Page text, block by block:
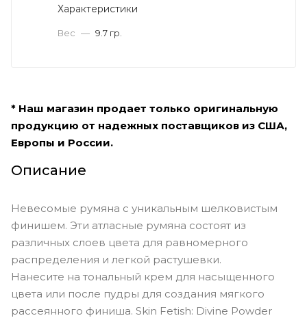
Характеристики
Вес — 9.7 гр.
* Наш магазин продает только оригинальную
продукцию от надежных поставщиков из США,
Европы и России.
Описание
Невесомые румяна с уникальным шелковистым
финишем. Эти атласные румяна состоят из
различных слоев цвета для равномерного
распределения и легкой растушевки.
Нанесите на тональный крем для насыщенного
цвета или после пудры для создания мягкого
рассеянного финиша. Skin Fetish: Divine Powder